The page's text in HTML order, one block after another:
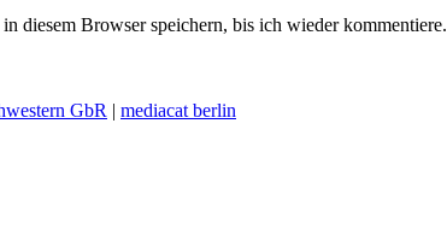
diesem Browser speichern, bis ich wieder kommentiere.
GbR | mediacat berlin